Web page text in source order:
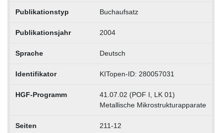
Publikationstyp Buchaufsatz
Publikationsjahr 2004
Sprache Deutsch
Identifikator KITopen-ID: 280057031
HGF-Programm
41.07.02 (POF I, LK 01)
Metallische Mikrostrukturapparate
Seiten 211-12